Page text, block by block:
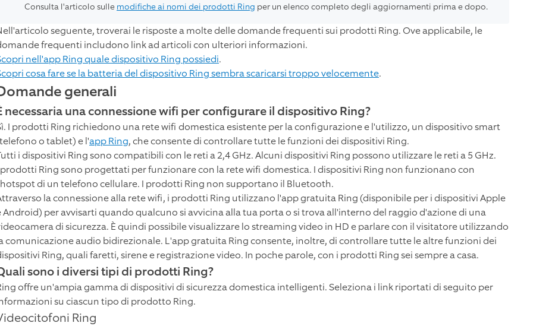
Consulta l'articolo sulle modifiche ai nomi dei prodotti Ring per un elenco completo degli aggiornamenti prima e dopo.
seguente, troverai le risposte a molte delle domande frequenti sui prodotti Ring. Ove applicabile, le
frequenti includono link ad articoli con ulteriori informazioni.
nell'app Ring quale dispositivo Ring possiedi.
cosa fare se la batteria del dispositivo Ring sembra scaricarsi troppo velocemente.
generali
necessaria una connessione wifi per configurare il dispositivo Ring?
I prodotti Ring richiedono una rete wifi domestica esistente per la configurazione e l'utilizzo, un dispositivo smart
o tablet) e l'app Ring, che consente di controllare tutte le funzioni dei dispositivi Ring.
i dispositivi Ring sono compatibili con le reti a 2,4 GHz. Alcuni dispositivi Ring possono utilizzare le reti a 5 GHz.
Ring sono progettati per funzionare con la rete wifi domestica. I dispositivi Ring non funzionano con
di un telefono cellulare. I prodotti Ring non supportano il Bluetooth.
la connessione alla rete wifi, i prodotti Ring utilizzano l'app gratuita Ring (disponibile per i dispositivi Apple
Android) per avvisarti quando qualcuno si avvicina alla tua porta o si trova all'interno del raggio d'azione di una
di sicurezza. È quindi possibile visualizzare lo streaming video in HD e parlare con il visitatore utilizzando
comunicazione audio bidirezionale. L'app gratuita Ring consente, inoltre, di controllare tutte le altre funzioni dei
Ring, quali faretti, sirene e registrazione video. In poche parole, con i prodotti Ring sei sempre a casa.
sono i diversi tipi di prodotti Ring?
offre un'ampia gamma di dispositivi di sicurezza domestica intelligenti. Seleziona i link riportati di seguito per
su ciascun tipo di prodotto Ring.
Ring